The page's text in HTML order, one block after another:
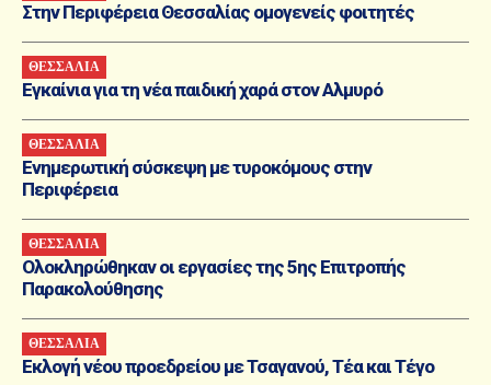
Στην Περιφέρεια Θεσσαλίας ομογενείς φοιτητές
ΘΕΣΣΑΛΙΑ
Εγκαίνια για τη νέα παιδική χαρά στον Αλμυρό
ΘΕΣΣΑΛΙΑ
Ενημερωτική σύσκεψη με τυροκόμους στην
Περιφέρεια
ΘΕΣΣΑΛΙΑ
Ολοκληρώθηκαν οι εργασίες της 5ης Επιτροπής
Παρακολούθησης
ΘΕΣΣΑΛΙΑ
Εκλογή νέου προεδρείου με Τσαγανού, Τέα και Τέγο